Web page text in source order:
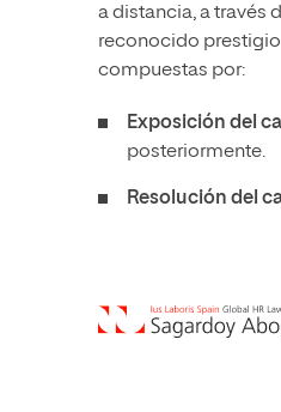
a distancia, a través
reconocido prestigio
compuestas por:
Exposición del
posteriormente.
Resolución del